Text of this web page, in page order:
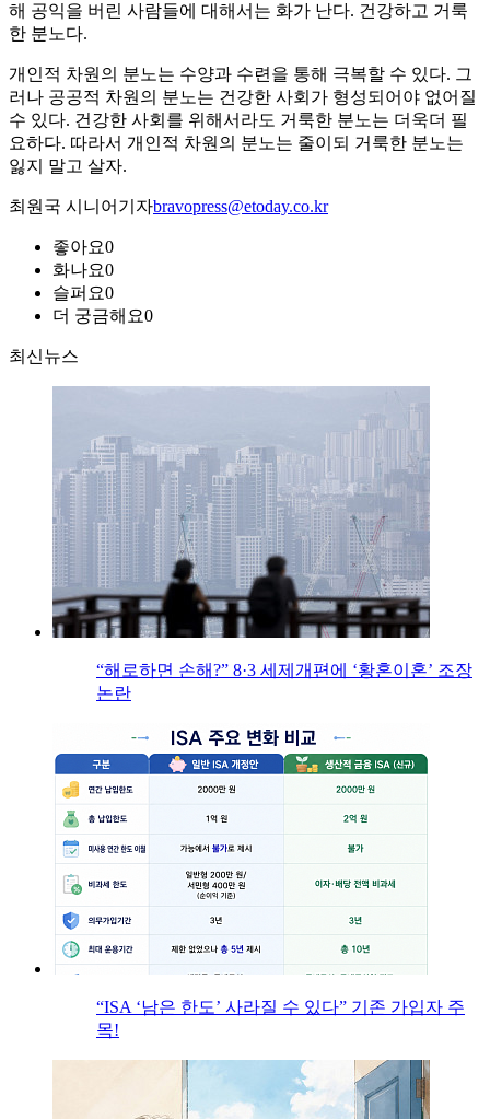
해 공익을 버린 사람들에 대해서는 화가 난다. 건강하고 거룩
한 분노다.
개인적 차원의 분노는 수양과 수련을 통해 극복할 수 있다. 그
러나 공공적 차원의 분노는 건강한 사회가 형성되어야 없어질
수 있다. 건강한 사회를 위해서라도 거룩한 분노는 더욱더 필
요하다. 따라서 개인적 차원의 분노는 줄이되 거룩한 분노는
잃지 말고 살자.
최원국 시니어기자bravopress@etoday.co.kr
좋아요0
화나요0
슬퍼요0
더 궁금해요0
최신뉴스
“해로하면 손해?” 8·3 세제개편에 ‘황혼이혼’ 조장
논란
“ISA ‘남은 한도’ 사라질 수 있다” 기존 가입자 주
목!